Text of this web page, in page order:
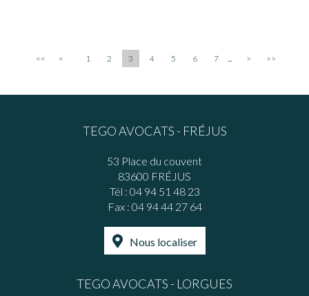
<< < 1 2 3 4 5 6 7 > >>
TEGO AVOCATS - FRÉJUS
53 Place du couvent
83600 FRÉJUS
Tél : 04 94 51 48 23
Fax : 04 94 44 27 64
Nous localiser
TEGO AVOCATS - LORGUES